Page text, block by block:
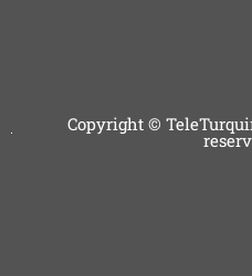
Copyright ©